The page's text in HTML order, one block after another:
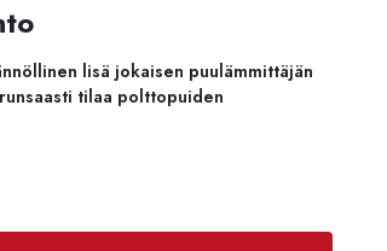
lisä jokaisen puulämmittäjän
tilaa polttopuiden